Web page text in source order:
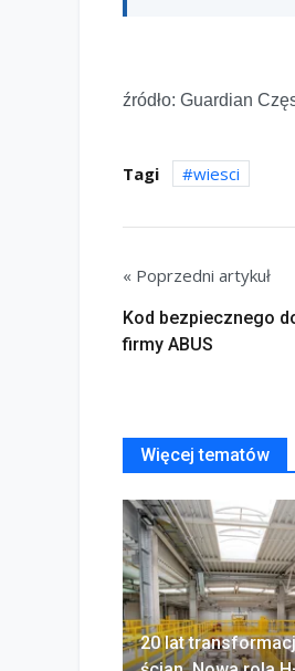
źródło: Guardian
Tagi wiesci
« Poprzedni artykuł
Kod bezpiecznego
firmy ABUS
Więcej tematów
20 lat